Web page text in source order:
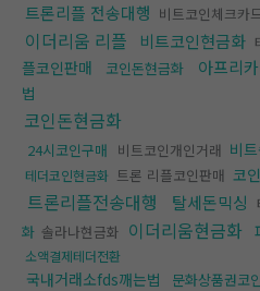
트론리플 전송대행 비트코인체크카
이더리움 리플 비트코인현금화
플코인판매
코인돈현금화 아프리
법
코인돈현금화
24시코인구매 비트코인개인거래 비
테더코인현금화 트론 리플코인판매 코
트론리플전송대행 탈세돈믹싱
화 솔라나현금화 이더리움현금화
소액결제테더전환
국내거래소fds깨는법 문화상품권코